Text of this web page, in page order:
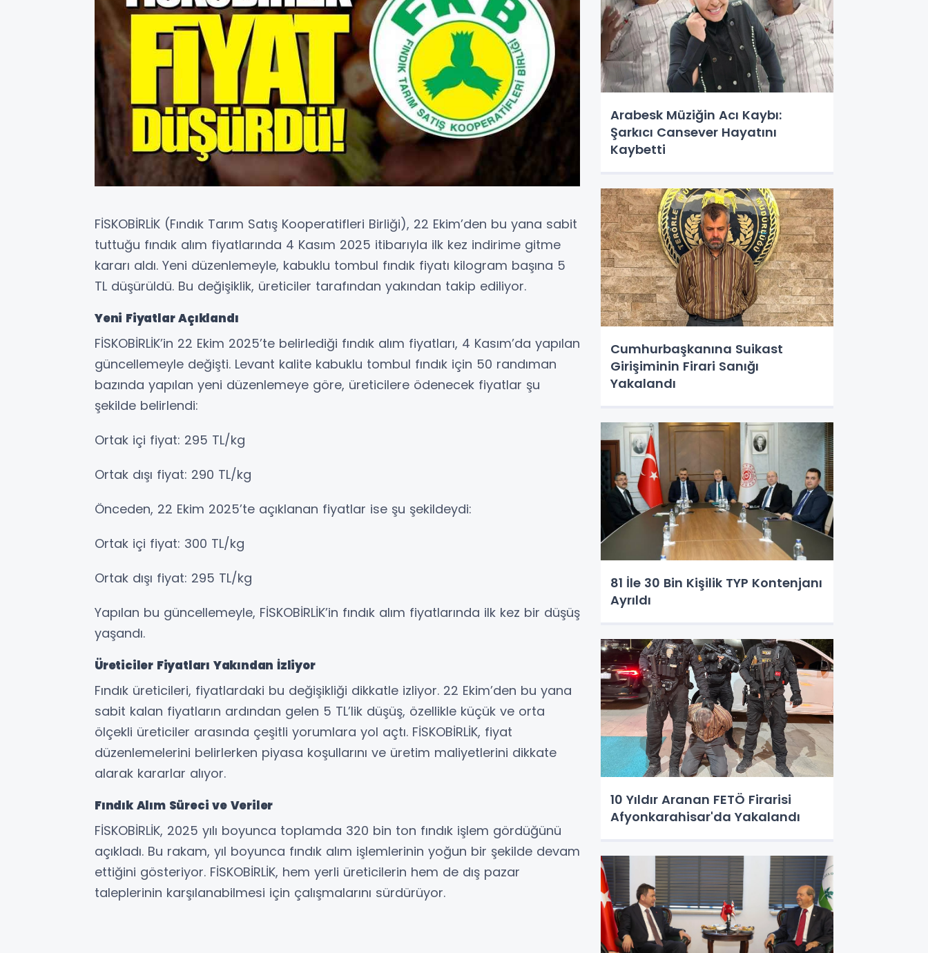
FİSKOBİRLİK (Fındık Tarım Satış Kooperatifleri Birliği), 22 Ekim’den bu yana sabit
tuttuğu fındık alım fiyatlarında 4 Kasım 2025 itibarıyla ilk kez indirime gitme
kararı aldı. Yeni düzenlemeyle, kabuklu tombul fındık fiyatı kilogram başına 5
TL düşürüldü. Bu değişiklik, üreticiler tarafından yakından takip ediliyor.
Yeni Fiyatlar Açıklandı
FİSKOBİRLİK’in 22 Ekim 2025’te belirlediği fındık alım fiyatları, 4 Kasım’da yapılan
güncellemeyle değişti. Levant kalite kabuklu tombul fındık için 50 randıman
bazında yapılan yeni düzenlemeye göre, üreticilere ödenecek fiyatlar şu
şekilde belirlendi:
Ortak içi fiyat: 295 TL/kg
Ortak dışı fiyat: 290 TL/kg
Önceden, 22 Ekim 2025’te açıklanan fiyatlar ise şu şekildeydi:
Ortak içi fiyat: 300 TL/kg
Ortak dışı fiyat: 295 TL/kg
Yapılan bu güncellemeyle, FİSKOBİRLİK’in fındık alım fiyatlarında ilk kez bir düşüş
yaşandı.
Üreticiler Fiyatları Yakından İzliyor
Fındık üreticileri, fiyatlardaki bu değişikliği dikkatle izliyor. 22 Ekim’den bu yana
sabit kalan fiyatların ardından gelen 5 TL’lik düşüş, özellikle küçük ve orta
ölçekli üreticiler arasında çeşitli yorumlara yol açtı. FİSKOBİRLİK, fiyat
düzenlemelerini belirlerken piyasa koşullarını ve üretim maliyetlerini dikkate
alarak kararlar alıyor.
Fındık Alım Süreci ve Veriler
FİSKOBİRLİK, 2025 yılı boyunca toplamda 320 bin ton fındık işlem gördüğünü
açıkladı. Bu rakam, yıl boyunca fındık alım işlemlerinin yoğun bir şekilde devam
ettiğini gösteriyor. FİSKOBİRLİK, hem yerli üreticilerin hem de dış pazar
taleplerinin karşılanabilmesi için çalışmalarını sürdürüyor.
Arabesk Müziğin Acı Kaybı:
Şarkıcı Cansever Hayatını
Kaybetti
Cumhurbaşkanına Suikast
Girişiminin Firari Sanığı
Yakalandı
81 İle 30 Bin Kişilik TYP Kontenjanı
Ayrıldı
10 Yıldır Aranan FETÖ Firarisi
Afyonkarahisar'da Yakalandı